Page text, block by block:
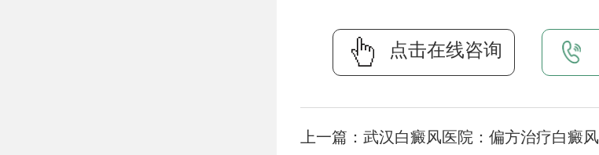
点击在线咨询
上一篇： 武汉白癜风医院：偏方治疗白癜